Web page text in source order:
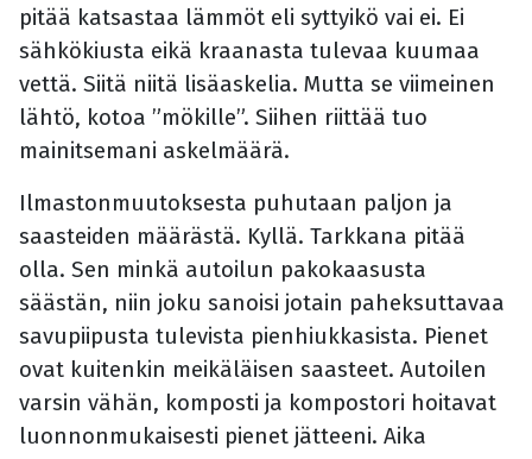
pitää katsastaa lämmöt eli syttyikö vai ei. Ei
sähkökiusta eikä kraanasta tulevaa kuumaa
vettä. Siitä niitä lisäaskelia. Mutta se viimeinen
lähtö, kotoa ”mökille”. Siihen riittää tuo
mainitsemani askelmäärä.
Ilmastonmuutoksesta puhutaan paljon ja
saasteiden määrästä. Kyllä. Tarkkana pitää
olla. Sen minkä autoilun pakokaasusta
säästän, niin joku sanoisi jotain paheksuttavaa
savupiipusta tulevista pienhiukkasista. Pienet
ovat kuitenkin meikäläisen saasteet. Autoilen
varsin vähän, komposti ja kompostori hoitavat
luonnonmukaisesti pienet jätteeni. Aika